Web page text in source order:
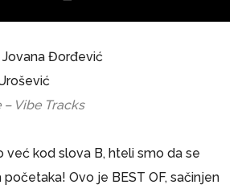
Jovana Đorđević
Vibe Tracks
već kod slova B, hteli smo da se
Ovo je BEST OF, sačinjen